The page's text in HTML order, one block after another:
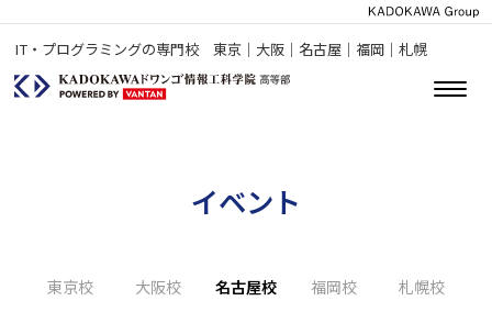
IT・プログラミングの専門校 東京｜大阪｜名古屋｜福岡｜札幌
イベント
東京校 大阪校 名古屋校 福岡校 札幌校